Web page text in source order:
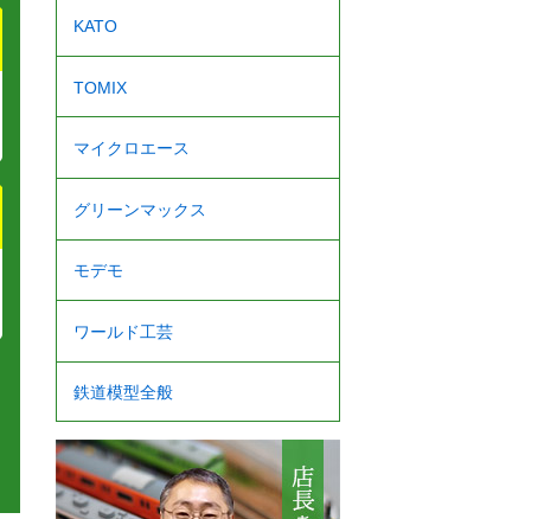
KATO
TOMIX
マイクロエース
グリーンマックス
モデモ
ワールド工芸
鉄道模型全般